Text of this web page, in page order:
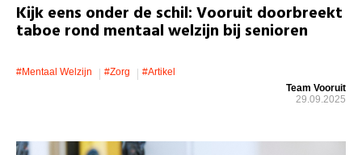
Kijk eens onder de schil: Vooruit doorbreekt
taboe rond mentaal welzijn bij senioren
#mentaal Welzijn #zorg
#artikel
Team Vooruit
29.09.2025